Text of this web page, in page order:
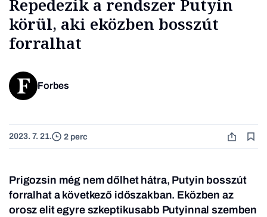
Repedezik a rendszer Putyin
körül, aki eközben bosszút
forralhat
Forbes
2023. 7. 21. 2 perc
Prigozsin még nem dőlhet hátra, Putyin bosszút
forralhat a következő időszakban. Eközben az
orosz elit egyre szkeptikusabb Putyinnal szemben